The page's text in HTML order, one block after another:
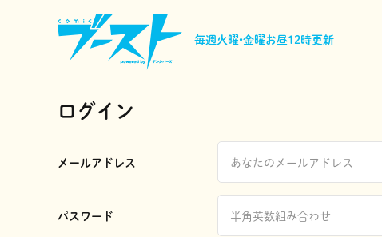
毎週火曜•金曜お昼12時更新
ログイン
メールアドレス
パスワード